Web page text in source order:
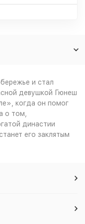
и стал
девушкой Гюнеш
когда он помог
о том,
династии
его заклятым